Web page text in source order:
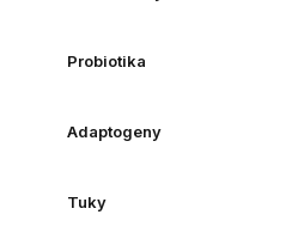
Probiotika
Adaptogeny
Tuky